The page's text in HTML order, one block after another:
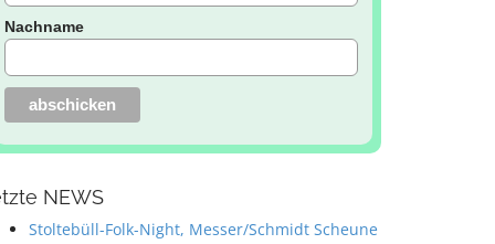
Nachname
NEWS
Stoltebüll-Folk-Night, Messer/Schmidt Scheune